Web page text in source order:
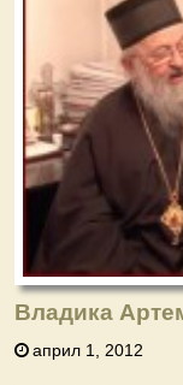
Владика
април 1, 2012